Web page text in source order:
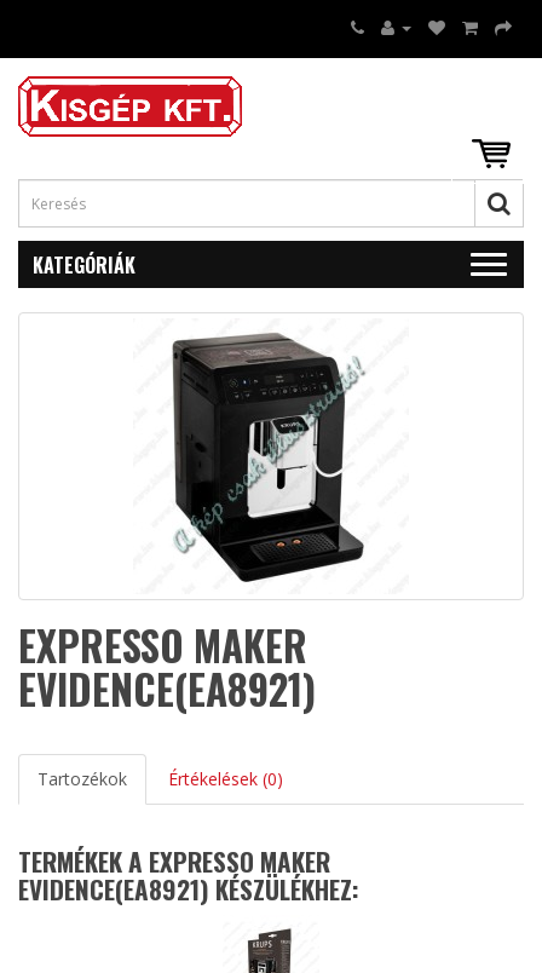
KATEGÓRIÁK
EXPRESSO MAKER
EVIDENCE(EA8921)
Tartozékok Értékelések (0)
TERMÉKEK A EXPRESSO MAKER
EVIDENCE(EA8921) KÉSZÜLÉKHEZ: